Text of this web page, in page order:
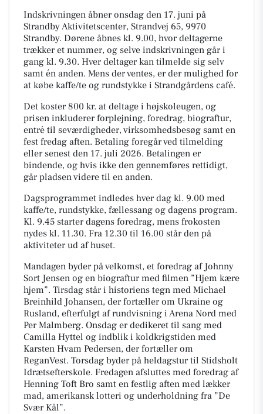
Indskrivningen åbner onsdag den 17. juni på
Strandby Aktivitetscenter, Strandvej 65, 9970
Strandby. Dørene åbnes kl. 9.00, hvor deltagerne
trækker et nummer, og selve indskrivningen går i
gang kl. 9.30. Hver deltager kan tilmelde sig selv
samt én anden. Mens der ventes, er der mulighed for
at købe kaffe/te og rundstykke i Strandgårdens café.
Det koster 800 kr. at deltage i højskoleugen, og
prisen inkluderer forplejning, foredrag, biograftur,
entré til seværdigheder, virksomhedsbesøg samt en
fest fredag aften. Betaling foregår ved tilmelding
eller senest den 17. juli 2026. Betalingen er
bindende, og hvis ikke den gennemføres rettidigt,
går pladsen videre til en anden.
Dagsprogrammet indledes hver dag kl. 9.00 med
kaffe/te, rundstykke, fællessang og dagens program.
Kl. 9.45 starter dagens foredrag, mens frokosten
nydes kl. 11.30. Fra 12.30 til 16.00 står den på
aktiviteter ud af huset.
Mandagen byder på velkomst, et foredrag af Johnny
Sort Jensen og en biograftur med filmen ”Hjem kære
hjem”. Tirsdag står i historiens tegn med Michael
Breinhild Johansen, der fortæller om Ukraine og
Rusland, efterfulgt af rundvisning i Arena Nord med
Per Malmberg. Onsdag er dedikeret til sang med
Camilla Hyttel og indblik i koldkrigstiden med
Karsten Hvam Pedersen, der fortæller om
ReganVest. Torsdag byder på heldagstur til Stidsholt
Idrætsefterskole. Fredagen afsluttes med foredrag af
Henning Toft Bro samt en festlig aften med lækker
mad, amerikansk lotteri og underholdning fra ”De
Svær Kål”.